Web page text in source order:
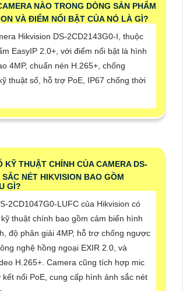
NÀO TRONG DÒNG SẢN PHẨM
VÀ ĐIỂM NỔI BẬT CỦA NÓ LÀ GÌ?
Hikvision DS-2CD2143G0-I, thuộc
EasyIP 2.0+, với điểm nổi bật là hình
4MP, chuẩn nén H.265+, chống
thuật số, hỗ trợ PoE, IP67 chống thời
KỸ THUẬT CHÍNH CỦA CAMERA DS-
NÉT HIKVISION BAO GỒM
GÌ?
2CD1047G0-LUFC của Hikvision có
thuật chính bao gồm cảm biến hình
độ phân giải 4MP, hỗ trợ chống ngược
nghệ hồng ngoại EXIR 2.0, và
H.265+. Camera cũng tích hợp mic
nối PoE, cung cấp hình ảnh sắc nét